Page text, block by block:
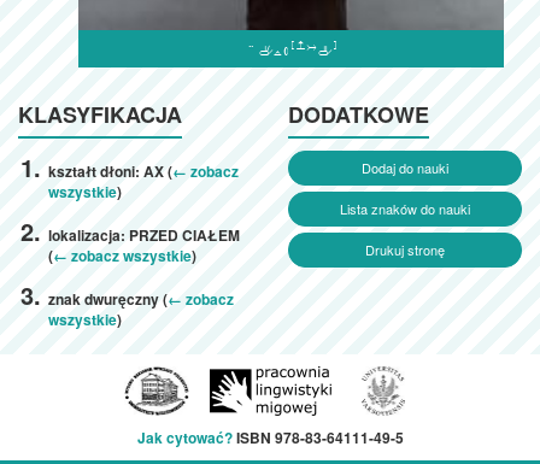

KLASYFIKACJA
kształt dłoni: AX (← zobacz
wszystkie)
lokalizacja: PRZED CIAŁEM
(← zobacz wszystkie)
znak dwuręczny (← zobacz
wszystkie)
DODATKOWE
Dodaj do nauki
Lista znaków do nauki
Drukuj stronę
Jak cytować?ISBN 978-83-64111-49-5